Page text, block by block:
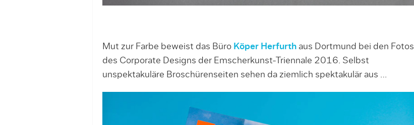
Mut zur Farbe beweist das Büro Köper Herfurthaus Dortmund bei den Fotos
des Corporate Designs der Emscherkunst-Triennale 2016. Selbst
unspektakuläre Broschürenseiten sehen da ziemlich spektakulär aus …